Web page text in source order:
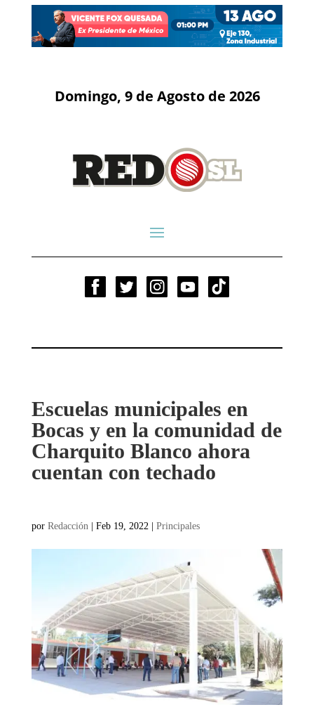
Domingo, 9 de Agosto de 2026
Escuelas municipales en
Bocas y en la comunidad de
Charquito Blanco ahora
cuentan con techado
por Redacción | Feb 19, 2022 | Principales